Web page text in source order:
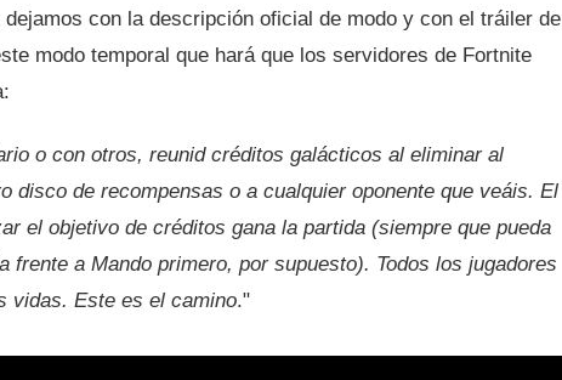
con la descripción oficial de modo y con el tráiler de
modo temporal que hará que los servidores de Fortnite
o con otros, reunid créditos galácticos al eliminar al
disco de recompensas o a cualquier oponente que veáis. El
el objetivo de créditos gana la partida (siempre que pueda
frente a Mando primero, por supuesto). Todos los jugadores
vidas. Este es el camino."